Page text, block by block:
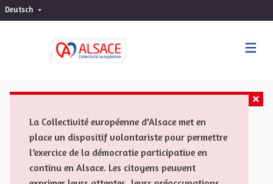
Deutsch Choisir la langue
La Collectivité européenne d'Alsace met en
place un dispositif volontariste pour permettre
l’exercice de la démocratie participative en
continu en Alsace. Les citoyens peuvent